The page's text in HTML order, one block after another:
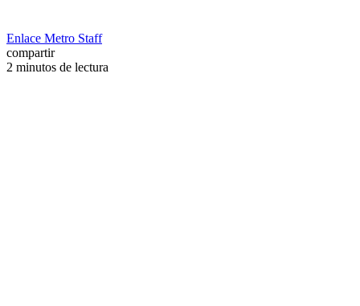
Enlace Metro Staff
compartir
2 minutos de lectura